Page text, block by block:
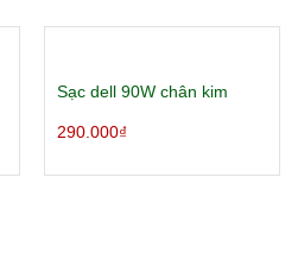
Sạc dell 90W chân kim
290.000₫